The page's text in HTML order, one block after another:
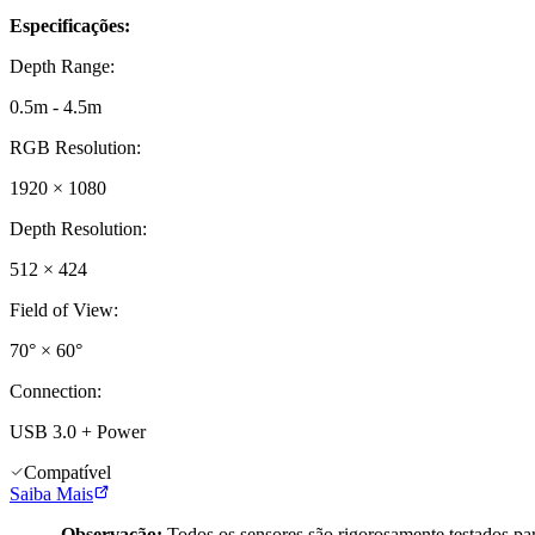
Especificações:
Depth Range:
0.5m - 4.5m
RGB Resolution:
1920 × 1080
Depth Resolution:
512 × 424
Field of View:
70° × 60°
Connection:
USB 3.0 + Power
Compatível
Saiba Mais